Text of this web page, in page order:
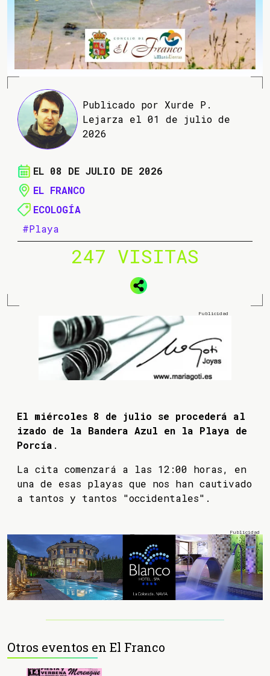
Publicado por Xurde P.
Lejarza el 01 de julio de
2026
EL 08 DE JULIO DE 2026
EL FRANCO
ECOLOGÍA
#Playa
247 VISITAS
El miércoles 8 de julio se procederá al
izado de la Bandera Azul en la Playa de
Porcía .
La cita comenzará a las 12:00 horas, en
una de esas playas que nos han cautivado
a tantos y tantos "occidentales".
Otros eventos en El Franco